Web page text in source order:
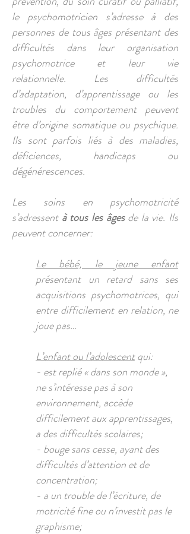
le psychomotricien s’adresse à des
personnes de tous âges présentant des
difficultés dans leur organisation
psychomotrice et leur vie
relationnelle. Les difficultés
d’adaptation, d’apprentissage ou les
troubles du comportement peuvent
être d’origine somatique ou psychique.
Ils sont parfois liés à des maladies,
déficiences, handicaps ou
dégénérescences.
Les soins en psychomotricité
s’adressent à tous les âgesde la vie. Ils
peuvent concerner:
Le bébé, le jeune enfant
présentant un retard sans ses
acquisitions psychomotrices, qui
entre difficilement en relation, ne
joue pas…
L’enfant ou l’adolescentqui:
- est replié « dans son monde »,
ne s’intéresse pas à son
environnement, accède
difficilement aux apprentissages,
a des difficultés scolaires;
- bouge sans cesse, ayant des
difficultés d’attention et de
concentration;
- a un trouble de l’écriture, de
motricité fine ou n’investit pas le
graphisme;